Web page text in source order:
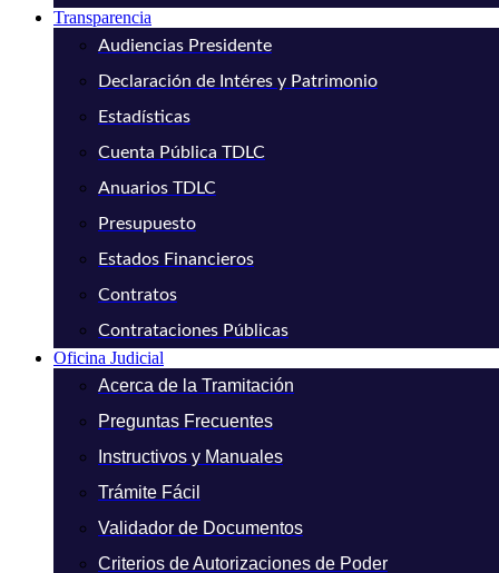
Transparencia
Audiencias Presidente
Declaración de Intéres y Patrimonio
Estadísticas
Cuenta Pública TDLC
Anuarios TDLC
Presupuesto
Estados Financieros
Contratos
Contrataciones Públicas
Oficina Judicial
Acerca de la Tramitación
Preguntas Frecuentes
Instructivos y Manuales
Trámite Fácil
Validador de Documentos
Criterios de Autorizaciones de Poder